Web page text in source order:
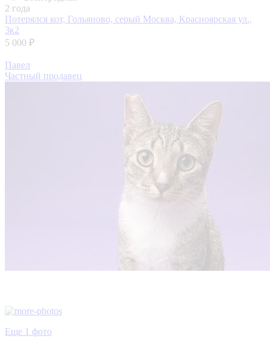
2 года
Потерялся кот, Гольяново, серый Москва, Красноярская ул.,
3к2
5 000 ₽
Павел
Частный продавец
Еще 1 фото